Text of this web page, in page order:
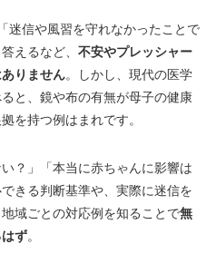
迷信や風習を守れなかったことで
えるなど、 不安やプレッシャー
りません。しかし、現代の医学
と、鏡や布の有無が母子の健康
を持つ例はまれです。
？」「本当に赤ちゃんに影響は
きる判断基準や、実際に迷信を
域ごとの対応例を知ることで無
ず。